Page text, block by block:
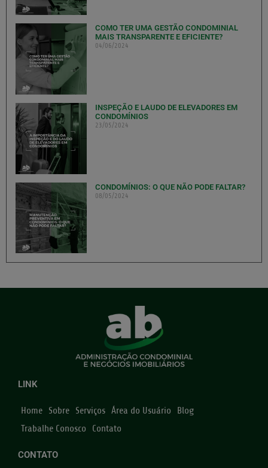
COMO TER UMA GESTÃO CONDOMINIAL
MAIS TRANSPARENTE E EFICIENTE?
04/06/2024
INSPEÇÃO E LAUDO DE ELEVADORES EM
CONDOMÍNIOS
23/05/2024
CONDOMÍNIOS: O QUE NÃO PODE FALTAR?
08/05/2024
LINK
Home Sobre Serviços Área do Usuário
Blog
Trabalhe Conosco
Contato
CONTATO